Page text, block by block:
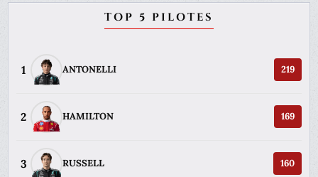
TOP 5 PILOTES
1 ANTONELLI 219
2 HAMILTON 169
3 RUSSELL 160